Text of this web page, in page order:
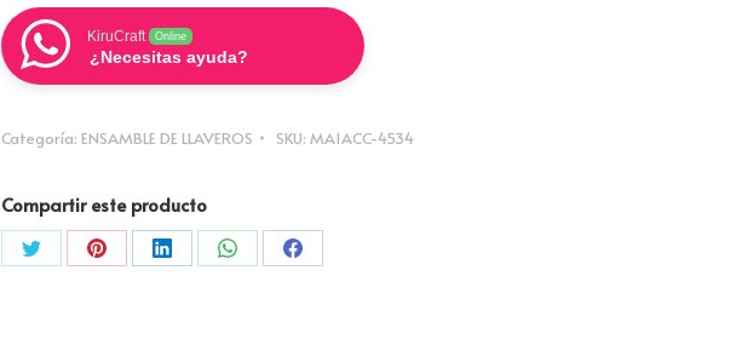
(CORAZON)
cantidad
KiruCraft Online
¿Necesitas ayuda?
Categoría: ENSAMBLE DE LLAVEROS SKU: MA1ACC-4534
Compartir este producto
CompartirCompartirCompartirCompartirCompartir